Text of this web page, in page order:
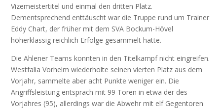
Vizemeistertitel und einmal den dritten Platz.
Dementsprechend enttäuscht war die Truppe rund um Trainer
Eddy Chart, der früher mit dem SVA Bockum-Hövel
höherklassig reichlich Erfolge gesammelt hatte.
Die Ahlener Teams konnten in den Titelkampf nicht eingreifen.
Westfalia Vorhelm wiederholte seinen vierten Platz aus dem
Vorjahr, sammelte aber acht Punkte weniger ein. Die
Angriffsleistung entsprach mit 99 Toren in etwa der des
Vorjahres (95), allerdings war die Abwehr mit elf Gegentoren